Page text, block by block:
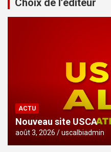
Choix de l’éditeur
ACTU
Nouveau site USCA
août 3, 2026 uscalbiadmin